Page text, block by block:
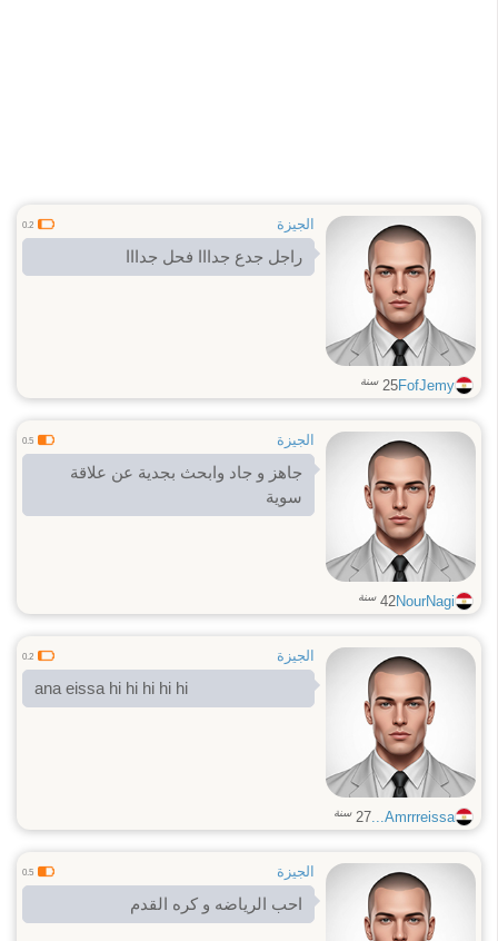
الجيزة 0.2
راجل جدع جدااا فحل جدااا
FofJemy
25 سنة
الجيزة 0.5
جاهز و جاد وابحث بجدية عن علاقة
سوية
NourNagi
42 سنة
الجيزة 0.2
ana eissa hi hi hi hi hi
Amrrreissa...
27 سنة
الجيزة 0.5
احب الرياضه و كره القدم